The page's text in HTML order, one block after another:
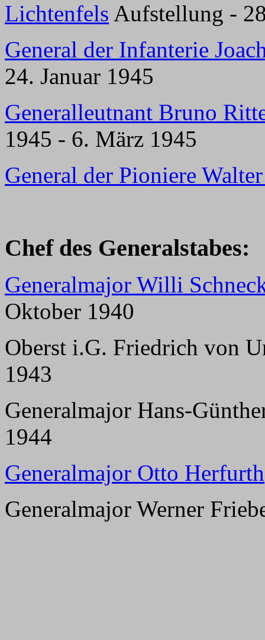
Lichtenfels Aufstellung -
General der Infanterie
24. Januar 1945
Generalleutnant Bruno
1945 - 6. März 1945
General der Pioniere
Chef des Generalstabes:
Generalmajor Willi
Oktober 1940
Oberst i.G. Friedrich von
1943
Generalmajor Hans-
1944
Generalmajor Otto Herfurth
Generalmajor Werner